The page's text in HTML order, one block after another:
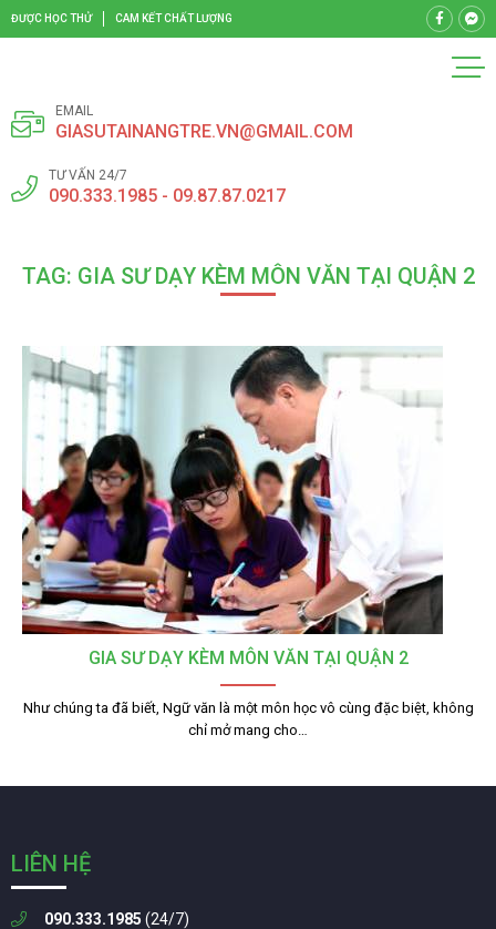
ĐƯỢC HỌC THỬ CAM KẾT CHẤT LƯỢNG
EMAIL
GIASUTAINANGTRE.VN@GMAIL.COM
TƯ VẤN 24/7
090.333.1985 - 09.87.87.0217
TAG: GIA SƯ DẠY KÈM MÔN VĂN TẠI QUẬN 2
GIA SƯ DẠY KÈM MÔN VĂN TẠI QUẬN 2
Như chúng ta đã biết, Ngữ văn là một môn học vô cùng đặc biệt, không
chỉ mở mang cho…
LIÊN HỆ
090.333.1985 (24/7)